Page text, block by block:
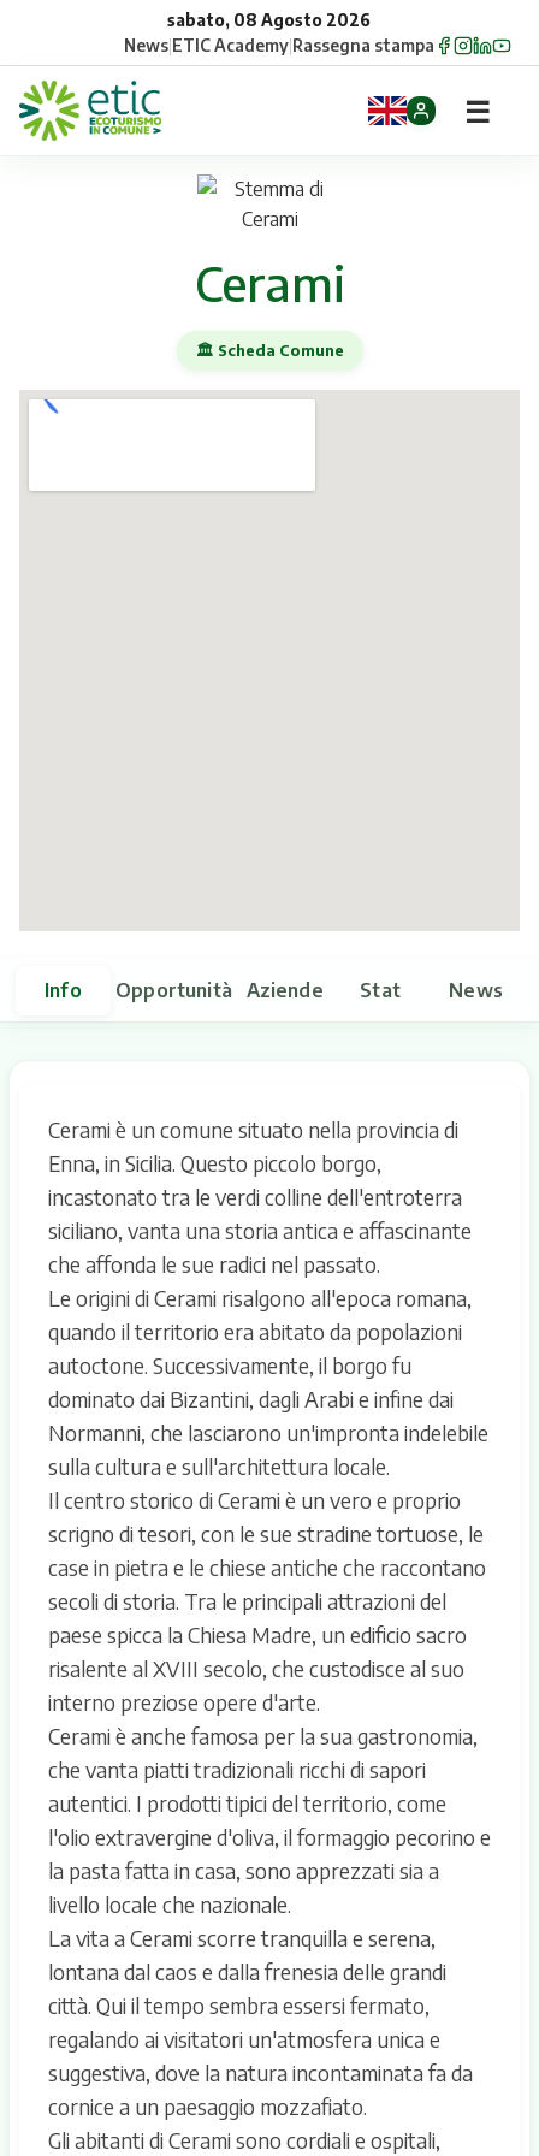
sabato, 08 Agosto 2026
News|ETIC Academy|Rassegna stampa
Eventi
☰
Cerami
🏛️ Scheda Comune
Info Opportunità Aziende Stat News
Cerami è un comune situato nella provincia di
Enna, in Sicilia. Questo piccolo borgo,
incastonato tra le verdi colline dell'entroterra
siciliano, vanta una storia antica e affascinante
che affonda le sue radici nel passato.
Le origini di Cerami risalgono all'epoca romana,
quando il territorio era abitato da popolazioni
autoctone. Successivamente, il borgo fu
dominato dai Bizantini, dagli Arabi e infine dai
Normanni, che lasciarono un'impronta indelebile
sulla cultura e sull'architettura locale.
Il centro storico di Cerami è un vero e proprio
scrigno di tesori, con le sue stradine tortuose, le
case in pietra e le chiese antiche che raccontano
secoli di storia. Tra le principali attrazioni del
paese spicca la Chiesa Madre, un edificio sacro
risalente al XVIII secolo, che custodisce al suo
interno preziose opere d'arte.
Cerami è anche famosa per la sua gastronomia,
che vanta piatti tradizionali ricchi di sapori
autentici. I prodotti tipici del territorio, come
l'olio extravergine d'oliva, il formaggio pecorino e
la pasta fatta in casa, sono apprezzati sia a
livello locale che nazionale.
La vita a Cerami scorre tranquilla e serena,
lontana dal caos e dalla frenesia delle grandi
città. Qui il tempo sembra essersi fermato,
regalando ai visitatori un'atmosfera unica e
suggestiva, dove la natura incontaminata fa da
cornice a un paesaggio mozzafiato.
Gli abitanti di Cerami sono cordiali e ospitali,